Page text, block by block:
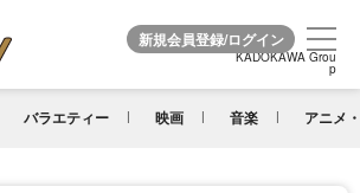
KADOKAWA Grou
p
バラエティー 映画 音楽 アニメ
KADOKAWA Grou
p